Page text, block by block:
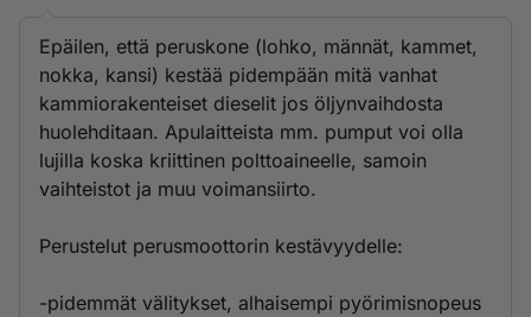
Epäilen, että peruskone (lohko, männät, kammet,
nokka, kansi) kestää pidempään mitä vanhat
kammiorakenteiset dieselit jos öljynvaihdosta
huolehditaan. Apulaitteista mm. pumput voi olla
lujilla koska kriittinen polttoaineelle, samoin
vaihteistot ja muu voimansiirto.
Perustelut perusmoottorin kestävyydelle:
-pidemmät välitykset, alhaisempi pyörimisnopeus